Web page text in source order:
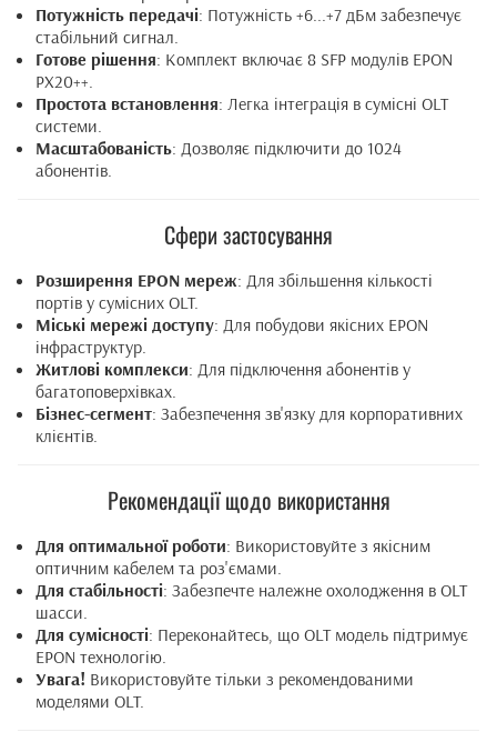
Потужність передачі: Потужність +6...+7 дБм забезпечує
стабільний сигнал.
Готове рішення: Комплект включає 8 SFP модулів EPON
PX20++.
Простота встановлення: Легка інтеграція в сумісні OLT
системи.
Масштабованість: Дозволяє підключити до 1024
абонентів.
Сфери застосування
Розширення EPON мереж: Для збільшення кількості
портів у сумісних OLT.
Міські мережі доступу: Для побудови якісних EPON
інфраструктур.
Житлові комплекси: Для підключення абонентів у
багатоповерхівках.
Бізнес-сегмент: Забезпечення зв'язку для корпоративних
клієнтів.
Рекомендації щодо використання
Для оптимальної роботи: Використовуйте з якісним
оптичним кабелем та роз'ємами.
Для стабільності: Забезпечте належне охолодження в OLT
шасси.
Для сумісності: Переконайтесь, що OLT модель підтримує
EPON технологію.
Увага! Використовуйте тільки з рекомендованими
моделями OLT.